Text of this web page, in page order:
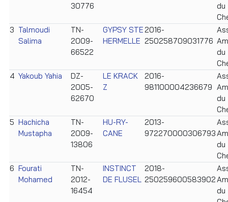
30776
du
3 Talmoudi
Salima
TN-
2009-
66522
GYPSY STE
HERMELLE
2016-
250258709031776
du
4 Yakoub Yahia
DZ-
2005-
62670
LE KRACK
Z
2016-
981100004236679
du
5 Hachicha
Mustapha
TN-
2009-
13806
HU-RY-
CANE
2013-
972270000306793
du
6 Fourati
Mohamed
TN-
2012-
16454
INSTINCT
DE FLUSEL
2018-
250259600583902
du